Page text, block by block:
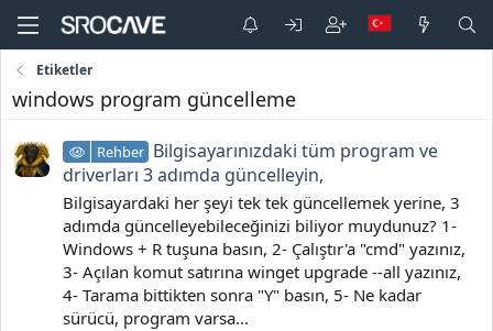
Etiketler
windows program güncelleme
Rehber Bilgisayarınızdaki tüm program ve
driverları 3 adımda güncelleyin,
Bilgisayardaki her şeyi tek tek güncellemek yerine, 3
adımda güncelleyebileceğinizi biliyor muydunuz? 1-
Windows + R tuşuna basın, 2- Çalıştır'a "cmd" yazınız,
3- Açılan komut satırına winget upgrade --all yazınız,
4- Tarama bittikten sonra "Y" basın, 5- Ne kadar
sürücü, program varsa...